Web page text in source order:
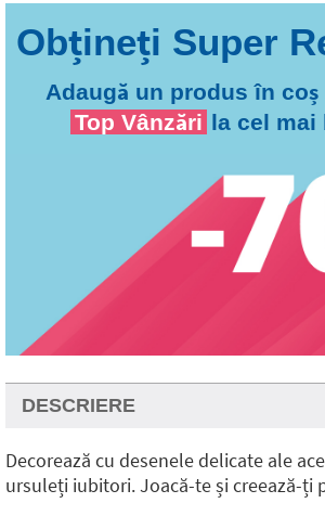
Adaugă un produs în coș
Top Vânzări la cel mai
DESCRIERE
Decorează cu desenele delicate ale
ursuleți iubitori. Joacă-te și creează-ți